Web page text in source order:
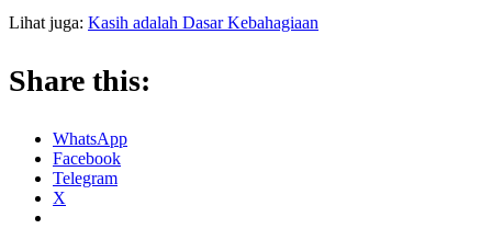
Lihat juga: Kasih adalah Dasar Kebahagiaan
Share this:
WhatsApp
Facebook
Telegram
X